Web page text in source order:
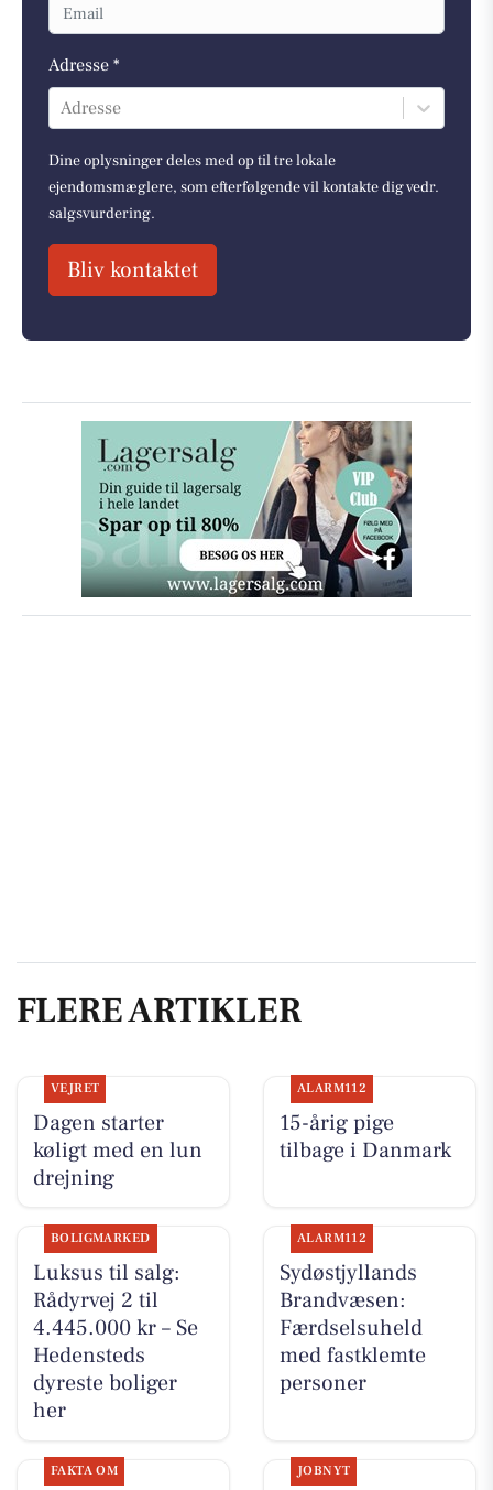
Adresse *
Adresse
Dine oplysninger deles med op til tre lokale
ejendomsmæglere, som efterfølgende vil kontakte dig vedr.
salgsvurdering.
Bliv kontaktet
FLERE ARTIKLER
VEJRET
Dagen starter
køligt med en lun
drejning
ALARM112
15-årig pige
tilbage i Danmark
BOLIGMARKED
Luksus til salg:
Rådyrvej 2 til
4.445.000 kr – Se
Hedensteds
dyreste boliger
her
ALARM112
Sydøstjyllands
Brandvæsen:
Færdselsuheld
med fastklemte
personer
FAKTA OM JOBNYT